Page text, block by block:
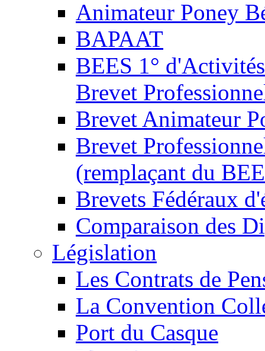
Animateur Poney
BAPAAT
BEES 1°
Brevet
Brevet Animateur
Brevet
(remplaçant du
Brevets Fédéraux
Comparaison des
Législation
Les Contrats de
La Convention
Port du Casque